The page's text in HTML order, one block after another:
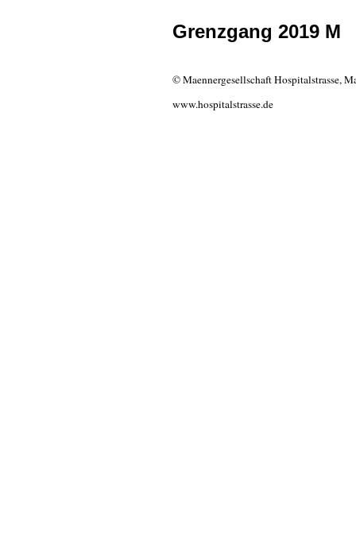
Grenzgang 2019 M
© Maennergesellschaft Hospitalstrasse,
www.hospitalstrasse.de